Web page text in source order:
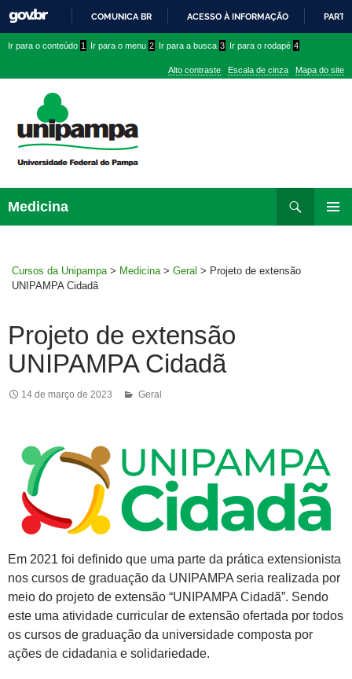
PARA
CONTEÚDO
COMUNICA BR ACESSO À INFORMAÇÃO
conteúdo
menu
superior
menu
Ir para o conteúdo 1 Ir para o menu 2 Ir para a busca 3 Ir para o rodapé 4
Alto contraste Escala de cinza Mapa do site
Medicina
para
Cursos da Unipampa > Medicina > Geral > Projeto de extensão
UNIPAMPA Cidadã
Projeto de extensão
UNIPAMPA Cidadã
14 de março de 2023 Geral
Em 2021 foi definido que uma parte da prática extensionista
nos cursos de graduação da UNIPAMPA seria realizada por
meio do projeto de extensão “UNIPAMPA Cidadã”. Sendo
este uma atividade curricular de extensão ofertada por todos
os cursos de graduação da universidade composta por
ações de cidadania e solidariedade.